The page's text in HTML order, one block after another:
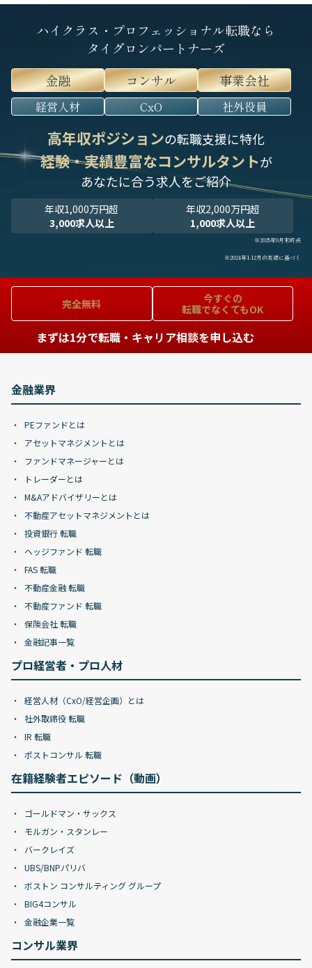
ハイクラス・プロフェッショナル転職なら
タイグロンパートナーズ
金融
コンサル 事業会社
経営人材 CxO 社外役員
高年収ポジションの転職支援に特化
経験・実績豊富なコンサルタントが
あなたに合う求人をご紹介
年収1,000万円超
3,000求人以上
年収2,000万円超
1,000求人以上
※2025年9月末時点
※2024年1-12月の実績に基づく
完全無料
今すぐの
転職でなくてもOK
まずは1分で転職・キャリア相談を申し込む
金融業界
PEファンドとは
アセットマネジメントとは
ファンドマネージャーとは
トレーダーとは
M&Aアドバイザリーとは
不動産アセットマネジメントとは
投資銀行 転職
ヘッジファンド 転職
FAS 転職
不動産金融 転職
不動産ファンド 転職
保険会社 転職
金融記事一覧
プロ経営者・プロ人材
経営人材（CxO/経営企画）とは
社外取締役 転職
IR 転職
ポストコンサル 転職
在籍経験者エピソード（動画）
ゴールドマン・サックス
モルガン・スタンレー
バークレイズ
UBS/BNPパリバ
ボストン コンサルティング グループ
BIG4コンサル
金融企業一覧
コンサル業界